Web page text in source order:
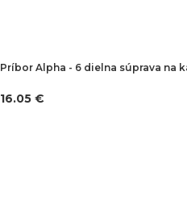
Príbor Alpha - 6 dielna súprava na
16.05 €